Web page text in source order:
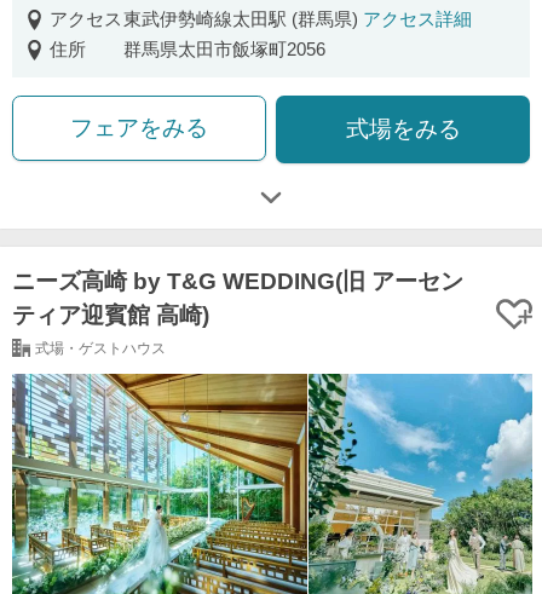
アクセス東武伊勢崎線太田駅 (群馬県) アクセス詳細
住所
群馬県太田市飯塚町2056
フェアをみる 式場をみる
ニーズ高崎 by T&G WEDDING(旧 アーセン
ティア迎賓館 高崎)
式場・ゲストハウス